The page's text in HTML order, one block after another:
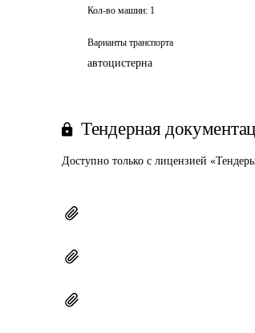
Кол-во машин: 1
Варианты транспорта
автоцистерна
Тендерная
Доступно только с лицензией